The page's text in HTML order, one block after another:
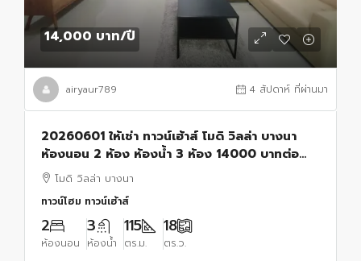
14,000 บาท/ปี
airyaur789 4 สัปดาห์ ที่ผ่านมา
20260601 ให้เช่า ทาวน์เฮ้าส์ โมดิ วิลล่า บางนา
ห้องนอน 2 ห้อง ห้องน้ำ 3 ห้อง 14000 บาทต่อ
เดือนโมดิ วิลล่า บางนา
ทาวน์โฮม ทาวน์เฮ้าส์
2
ห้องนอน
3
ห้องน้ำ
115
ตร.ม.
18
ตร.ว.